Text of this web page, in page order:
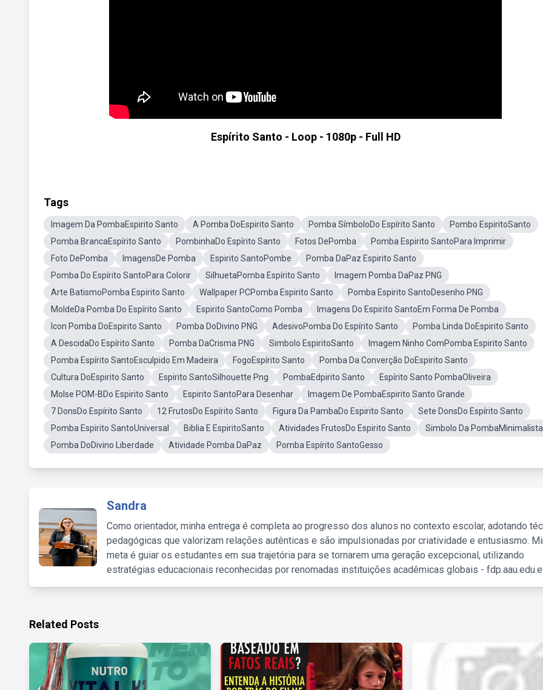
Espírito Santo - Loop - 1080p - Full HD
Tags
Imagem Da PombaEspirito Santo A Pomba DoEspirito Santo Pomba SímboloDo Espírito Santo
Pombo EspiritoSanto
Pomba BrancaEspírito Santo
PombinhaDo Espírito Santo Fotos DePomba
Pomba Espirito SantoPara Imprimir
Foto DePomba
ImagensDe Pomba Espirito SantoPombe
Pomba DaPaz Espirito Santo
Pomba Do Espírito SantoPara Colorir
SilhuetaPomba Espírito Santo
Imagem Pomba DaPaz PNG
Arte BatismoPomba Espirito Santo
Wallpaper PCPomba Espirito Santo
Pomba Espirito SantoDesenho PNG
MoldeDa Pomba Do Espírito Santo
Espirito SantoComo Pomba
Imagens Do Espirito SantoEm Forma De Pomba
Icon Pomba DoEspirito Santo
Pomba DoDivino PNG AdesivoPomba Do Espírito Santo
Pomba Linda DoEspirito Santo
A DescidaDo Espírito Santo
Pomba DaCrisma PNG Simbolo EspiritoSanto
Imagem Ninho ComPomba Espirito Santo
Pomba Espírito SantoEsculpido Em Madeira
FogoEspírito Santo
Pomba Da Converção DoEspirito Santo
Cultura DoEspirito Santo
Espirito SantoSilhouette Png PombaEdpirito Santo
Espírito Santo PombaOliveira
Molse POM-BDo Espirito Santo
Espirito SantoPara Desenhar
Imagem De PombaEspirito Santo Grande
7 DonsDo Espírito Santo
12 FrutosDo Espírito Santo Figura Da PambaDo Espirito Santo
Sete DonsDo Espírito Santo
Pomba Espirito SantoUniversal
Biblia E EspiritoSanto Atividades FrutosDo Espirito Santo
Simbolo Da PombaMinimalista
Pomba DoDivino Liberdade
Atividade Pomba DaPaz Pomba Espírito SantoGesso
Sandra
Como orientador, minha entrega é completa ao progresso dos alunos no contexto escolar, adotando
pedagógicas que valorizam relações autênticas e são impulsionadas por criatividade e entusiasmo.
meta é guiar os estudantes em sua trajetória para se tornarem uma geração excepcional, utilizando
estratégias educacionais reconhecidas por renomadas instituições acadêmicas globais -
Related Posts